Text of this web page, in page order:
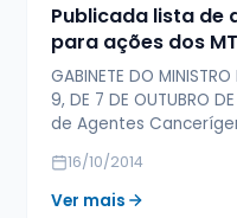
Publicada lista de
para ações dos
GABINETE DO MINISTRO
9, DE 7 DE OUTUBRO
de Agentes
16/10/2014
Ver mais